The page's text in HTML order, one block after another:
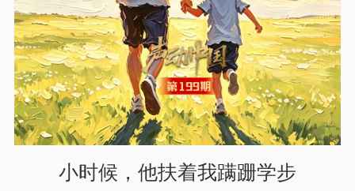
小时候，他扶着我蹒跚学步